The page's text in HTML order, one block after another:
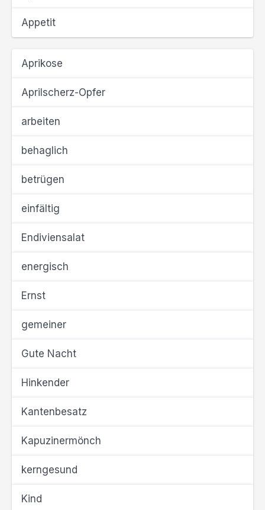
Appetit
Aprikose
Aprilscherz-Opfer
arbeiten
behaglich
betrügen
einfältig
Endiviensalat
energisch
Ernst
gemeiner
Gute Nacht
Hinkender
Kantenbesatz
Kapuzinermönch
kerngesund
Kind